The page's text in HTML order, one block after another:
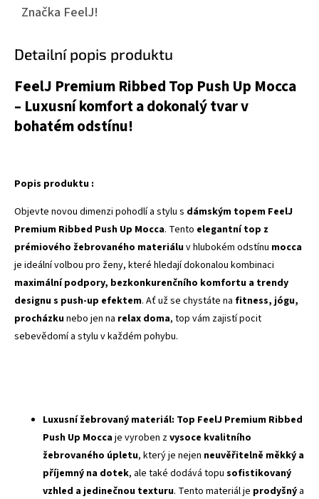
Značka FeelJ!
Detailní popis produktu
FeelJ Premium Ribbed Top Push Up Mocca
– Luxusní komfort a dokonalý tvar v
bohatém odstínu!
Popis produktu :
Objevte novou dimenzi pohodlí a stylu s dámským topem FeelJ
Premium Ribbed Push Up Mocca. Tento elegantní top z
prémiového žebrovaného materiáluv hlubokém odstínu mocca
je ideální volbou pro ženy, které hledají dokonalou kombinaci
maximální podpory, bezkonkurenčního komfortu a trendy
designu s push-up efektem. Ať už se chystáte na fitness, jógu,
procházkunebo jen na relax doma, top vám zajistí pocit
sebevědomí a stylu v každém pohybu.
Luxusní žebrovaný materiál: Top FeelJ Premium Ribbed
Push Up Moccaje vyroben zvysoce kvalitního
žebrovaného úpletu, který je nejen neuvěřitelně měkký a
příjemný na dotek, ale také dodává topu sofistikovaný
vzhled a jedinečnou texturu. Tento materiál je prodyšný a